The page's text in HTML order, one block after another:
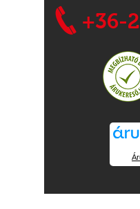
+36-